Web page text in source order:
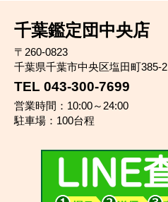
千葉鑑定団中央店
〒260-0823
千葉県千葉市中央区塩田町385-2
TEL 043-300-7699
営業時間：10:00～24:00
駐車場：100台程